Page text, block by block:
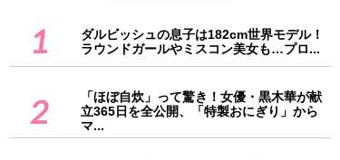
1
ダルビッシュの息子は182cm世界モデル！
ラウンドガールやミスコン美女も…プロ...
2
「ほぼ自炊」って驚き！女優・黒木華が献
立365日を全公開、「特製おにぎり」から
マ...